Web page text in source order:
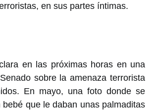
en sus partes íntimas.
en las próximas horas en una
sobre la amenaza terrorista
En mayo, una foto donde se
bebé que le daban unas palmaditas